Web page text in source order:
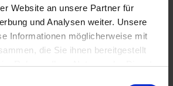
Website an unsere Partner für
und Analysen weiter. Unsere
Informationen möglicherweise mit
die Sie ihnen bereitgestellt
Rahmen Ihrer Nutzung der Dienste